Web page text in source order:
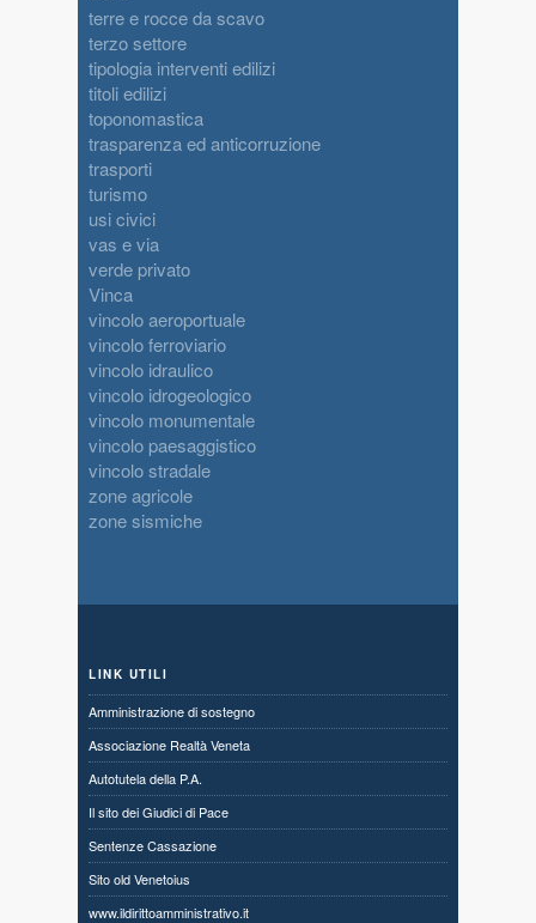
terre e rocce da scavo
terzo settore
tipologia interventi edilizi
titoli edilizi
toponomastica
trasparenza ed anticorruzione
trasporti
turismo
usi civici
vas e via
verde privato
Vinca
vincolo aeroportuale
vincolo ferroviario
vincolo idraulico
vincolo idrogeologico
vincolo monumentale
vincolo paesaggistico
vincolo stradale
zone agricole
zone sismiche
LINK UTILI
Amministrazione di sostegno
Associazione Realtà Veneta
Autotutela della P.A.
Il sito dei Giudici di Pace
Sentenze Cassazione
Sito old Venetoius
www.ildirittoamministrativo.it